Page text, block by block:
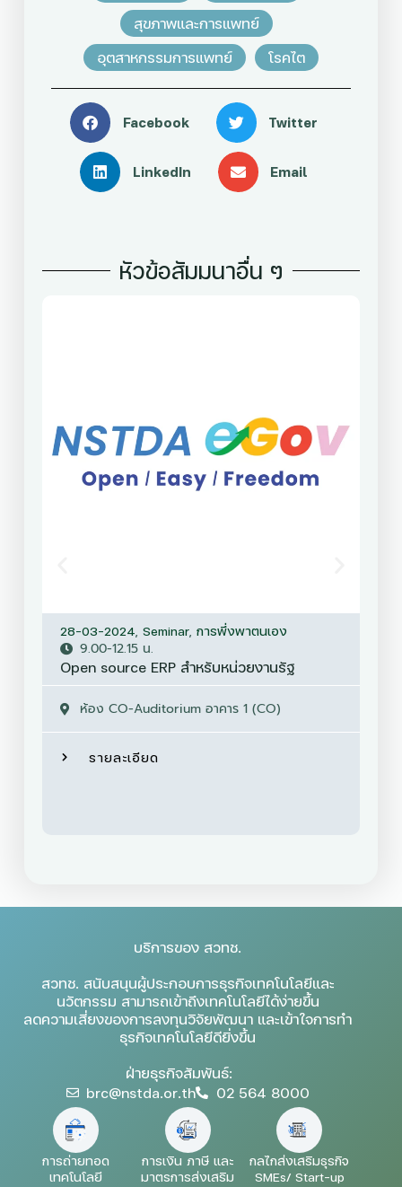
สุขภาพและการแพทย์
อุตสาหกรรมการแพทย์
โรคไต
Facebook Twitter
LinkedIn Email
หัวข้อสัมมนาอื่น ๆ
28-03-2024, Seminar, การพึ่งพาตนเอง
9.00-12.15 น.
Open source ERP สำหรับหน่วยงานรัฐ
ห้อง CO-Auditorium อาคาร 1 (CO)
รายละเอียด
บริการของ สวทช.
สวทช. สนับสนุนผู้ประกอบการธุรกิจเทคโนโลยีและ
นวัตกรรม สามารถเข้าถึงเทคโนโลยีได้ง่ายขึ้น
ลดความเสี่ยงของการลงทุนวิจัยพัฒนา และเข้าใจการทำ
ธุรกิจเทคโนโลยีดียิ่งขึ้น
ฝ่ายธุรกิจสัมพันธ์:
brc@nstda.or.th
02 564 8000
การถ่ายทอด
เทคโนโลยี
การเงิน ภาษี และ
มาตรการส่งเสริม
กลไกส่งเสริมธุรกิจ
SMEs/ Start-up